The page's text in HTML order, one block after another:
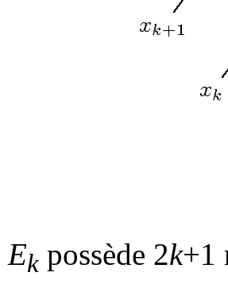
Ek possède 2k+1